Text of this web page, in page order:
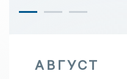
АВГУСТ